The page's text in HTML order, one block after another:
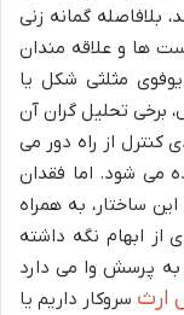
کشف شد، بلافاصله گمانه زنی
ها و علاقه مندان
مثلثی شکل یا
برخی تحلیل گران آن
کنترل از راه دور می
می شود. اما فقدان
ساختار، به همراه
از ابهام نگه داشته
پرسش وا می دارد
ارث سروکار داریم یا